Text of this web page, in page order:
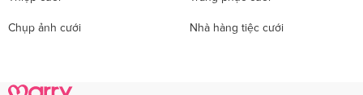
Chụp ảnh cưới Nhà hàng tiệc cưới